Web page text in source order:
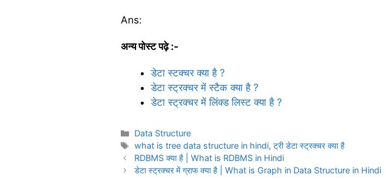
Ans:
अन्य पोस्ट पढ़े :-
डेटा स्टक्चर क्या है ?
डेटा स्ट्रक्चर में स्टैक क्या है ?
डेटा स्ट्रक्चर में लिंक्ड लिस्ट क्या है ?
Categories
Data Structure
Tags
what is tree data structure in hindi,ट्री डेटा स्ट्रक्चर क्या है
RDBMS क्या है | What is RDBMS in Hindi
डेटा स्ट्रक्चर में ग्राफ क्या है | What is Graph in Data Structure in Hindi